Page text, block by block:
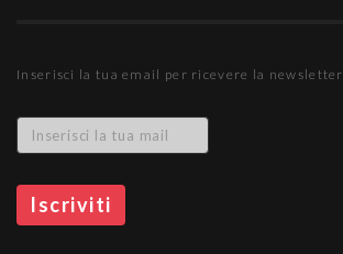
Inserisci la tua email per ricevere la newsletter